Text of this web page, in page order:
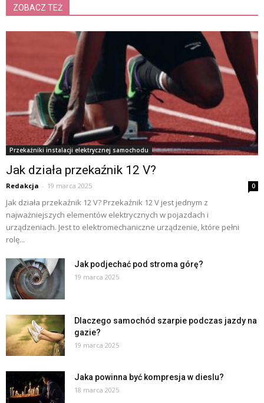
ZOBACZ TEŻ
Przekaźniki instalacji elektrycznej samochodu
Jak działa przekaźnik 12 V?
Redakcja - 19 marca 2025 0
Jak działa przekaźnik 12 V? Przekaźnik 12 V jest jednym z
najważniejszych elementów elektrycznych w pojazdach i
urządzeniach. Jest to elektromechaniczne urządzenie, które pełni
rolę...
Jak podjechać pod stroma górę?
19 marca 2025
Dlaczego samochód szarpie podczas jazdy na
gazie?
19 marca 2025
Jaka powinna być kompresja w dieslu?
18 marca 2025